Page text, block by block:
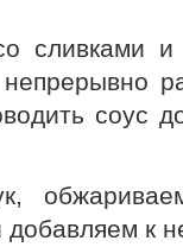
сливками
соус
добавляем к